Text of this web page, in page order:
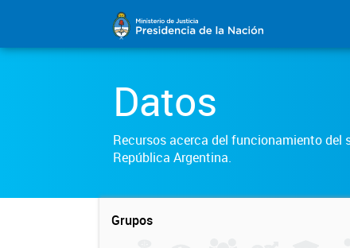
Datos
Recursos acerca del funcionamiento del
República Argentina.
Grupos